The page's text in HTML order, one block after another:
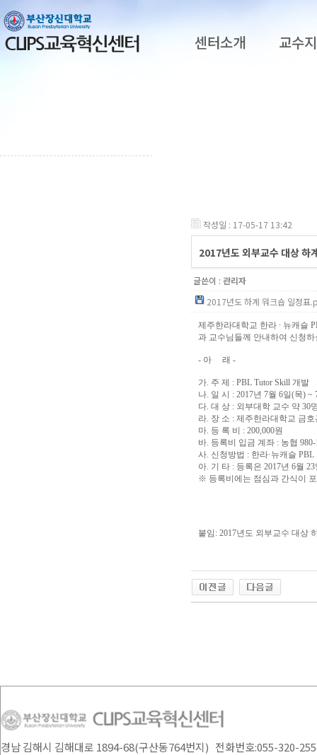
센터소개 교수
작성일 : 17-05-17 13:42
2017년도 외부교수 대상 하
글쓴이 : 관리자
2017년도 하계 워크숍 일정표
제주한라대학교 한라 · 뉴캐슬
과 교수님들께 안내하여 신청하
- 아 래 -
가. 주 제 : PBL Tutor Skill 개발
나. 일 시 : 2017년 7월 6일(목) ~
다. 대 상 : 외부대학 교수 약 30
라. 장 소 : 제주한라대학교 금
마. 등 록 비 : 200,000원
바. 등록비 입금 계좌 : 농협
사. 신청방법 : 한라·뉴캐슬
아. 기 타 : 등록은 2017년 6월
※ 등록비에는 점심과 간식이
붙임: 2017년도 외부교수 대상
경남 김해시 김해대로 1894-68(구산동764번지) 전화번호:055-320-